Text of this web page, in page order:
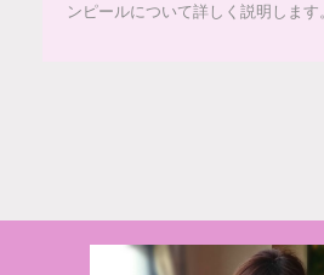
ンピールについて詳しく説明しま